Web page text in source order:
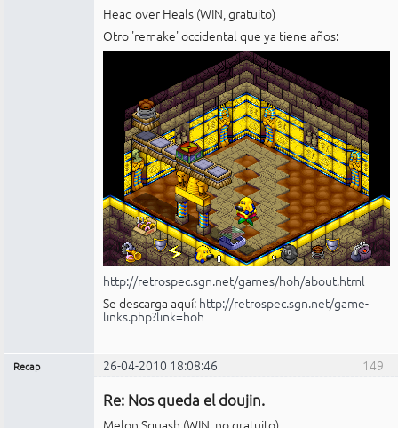
Head over Heals (WIN, gratuito)
Otro 'remake' occidental que ya tiene años:
http://retrospec.sgn.net/games/hoh/about.html
Se descarga aquí: http://retrospec.sgn.net/game-
links.php?link=hoh
149
Recap 26-04-2010 18:08:46
Re: Nos queda el doujin.
Melon Squash (WIN, no gratuito)